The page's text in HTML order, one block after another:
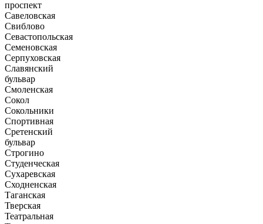
проспект
Савеловская
Свиблово
Севастопольская
Семеновская
Серпуховская
Славянский
бульвар
Смоленская
Сокол
Сокольники
Спортивная
Сретенский
бульвар
Строгино
Студенческая
Сухаревская
Сходненская
Таганская
Тверская
Театральная